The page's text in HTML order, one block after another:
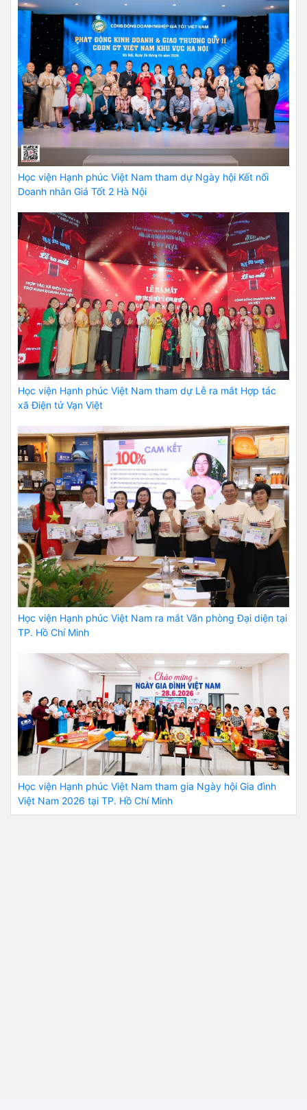
Học viện Hạnh phúc Việt Nam tham dự Ngày hội Kết nối
Doanh nhân Giá Tốt 2 Hà Nội
Học viện Hạnh phúc Việt Nam tham dự Lễ ra mắt Hợp tác
xã Điện tử Vạn Việt
Học viện Hạnh phúc Việt Nam ra mắt Văn phòng Đại diện tại
TP. Hồ Chí Minh
Học viện Hạnh phúc Việt Nam tham gia Ngày hội Gia đình
Việt Nam 2026 tại TP. Hồ Chí Minh